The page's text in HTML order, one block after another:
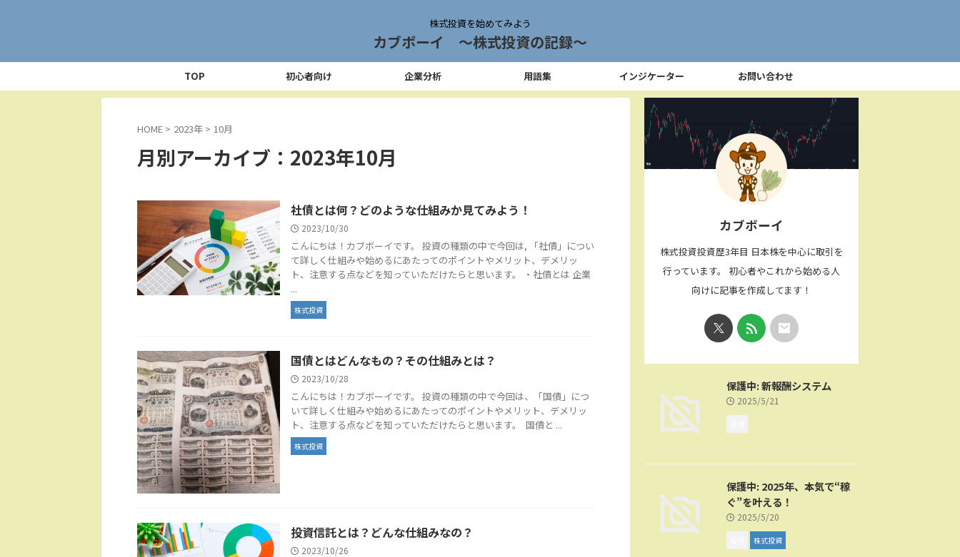
株式投資を始めてみよう
カブボーイ 〜株式投資の記録〜
TOP 初心者向け 企業分析 用語集 インジケーター お問い合わせ
HOME > 2023年 > 10月
月別アーカイブ：2023年10月
社債とは何？どのような仕組みか見てみよう！
2023/10/30
こんにちは！カブボーイです。 投資の種類の中で今回は, 「社債」につい
て詳しく仕組みや始めるにあたってのポイントやメリット、デメリッ
ト、注意する点などを知っていただけたらと思います。 ・社債とは 企業
...
株式投資
国債とはどんなもの？その仕組みとは？
2023/10/28
こんにちは！カブボーイです。 投資の種類の中で今回は、「国債」につ
いて詳しく仕組みや始めるにあたってのポイントやメリット、デメリッ
ト、注意する点などを知っていただけたらと思います。 国債と ...
株式投資
投資信託とは？どんな仕組みなの？
2023/10/26
カブボーイ
株式投資投資歴3年目 日本株を中心に取引を
行っています。 初心者やこれから始める人
向けに記事を作成してます！
保護中: 新報酬システム
2025/5/21
保護中: 2025年、本気で“稼
ぐ”を叶える！
2025/5/20
株式投資